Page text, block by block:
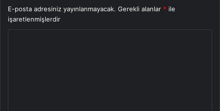
E-posta adresiniz yayınlanmayacak. Gerekli alanlar * ile
işaretlenmişlerdir